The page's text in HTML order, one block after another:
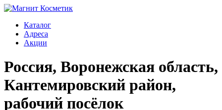
Каталог
Адреса
Акции
Россия, Воронежская область,
Кантемировский район,
рабочий посёлок